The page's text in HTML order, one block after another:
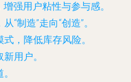
强用户粘性与参与感。
制造”走向“创造”。
，降低库存风险。
用户。